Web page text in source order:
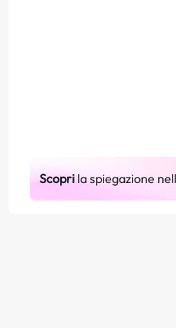
Scoprila spiegazione